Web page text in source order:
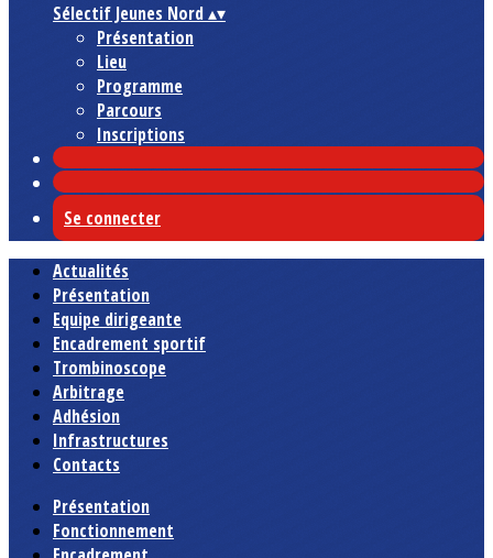
Sélectif Jeunes Nord▴▾
Présentation
Lieu
Programme
Parcours
Inscriptions
Se connecter
Actualités
Présentation
Equipe dirigeante
Encadrement sportif
Trombinoscope
Arbitrage
Adhésion
Infrastructures
Contacts
Présentation
Fonctionnement